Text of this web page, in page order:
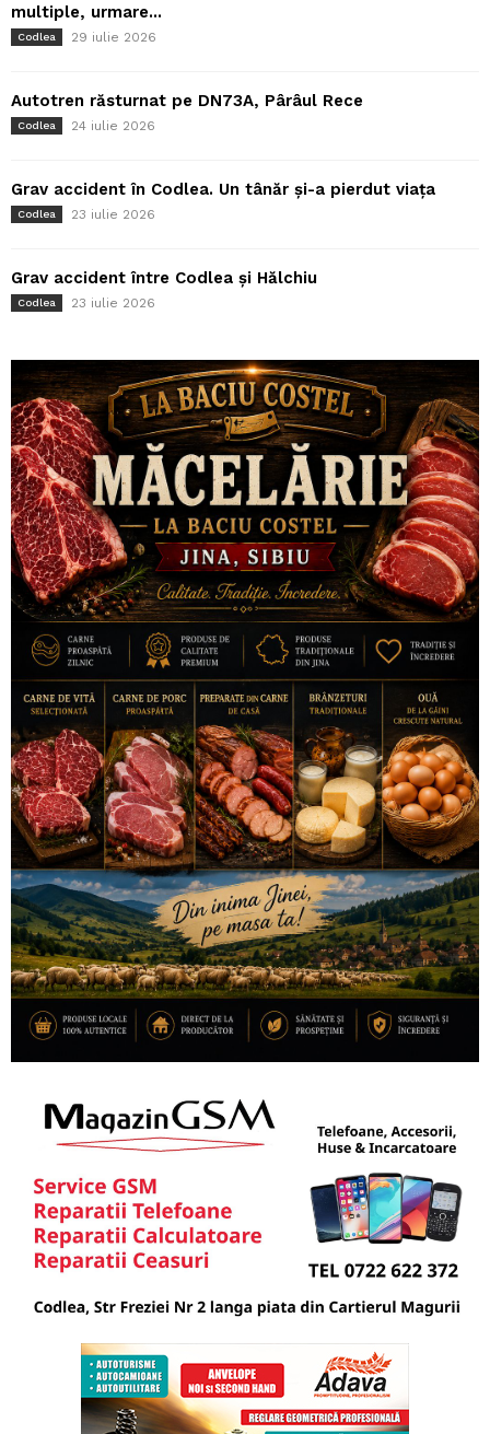
multiple, urmare...
Codlea 29 iulie 2026
Autotren răsturnat pe DN73A, Pârâul Rece
Codlea 24 iulie 2026
Grav accident în Codlea. Un tânăr și-a pierdut viața
Codlea 23 iulie 2026
Grav accident între Codlea și Hălchiu
Codlea 23 iulie 2026